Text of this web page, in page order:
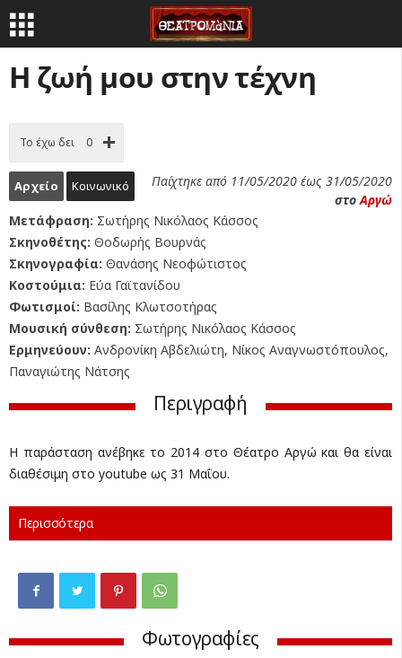
H ζωή μου στην τέχνη
Το έχω δει 0
Αρχείο Κοινωνικό
Παίχτηκε από 11/05/2020 έως 31/05/2020
στοΑργώ
Μετάφραση: Σωτήρης Νικόλαος Κάσσος
Σκηνοθέτης: Θοδωρής Βουρνάς
Σκηνογραφία: Θανάσης Νεοφώτιστος
Κοστούμια: Εύα Γαϊτανίδου
Φωτισμοί: Βασίλης Κλωτσοτήρας
Μουσική σύνθεση: Σωτήρης Νικόλαος Κάσσος
Ερμηνεύουν: Ανδρονίκη Αβδελιώτη, Νίκος Αναγνωστόπουλος,
Παναγιώτης Νάτσης
Περιγραφή
Η παράσταση ανέβηκε το 2014 στο Θέατρο Αργώ και θα είναι
διαθέσιμη στο youtube ως 31 Μαΐου.
Περισσότερα
Φωτογραφίες